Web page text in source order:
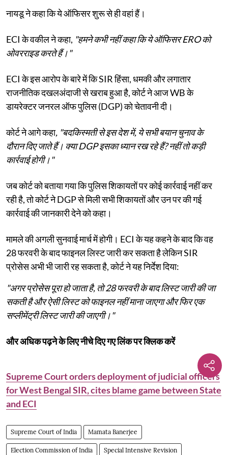
नायडू ने कहा कि ये ऑफिसर शुरू से ही वहां हैं।
ECI के वकील ने कहा, "हमने कभी नहीं कहा कि ये ऑफिसर ERO को
ओवरराइड करते हैं।"
ECI के इस आरोप के बारे में कि SIR हिंसा, धमकी और लगातार
राजनीतिक दखलअंदाजी से खराब हुआ है, कोर्ट ने आज WB के
डायरेक्टर जनरल ऑफ पुलिस (DGP) को चेतावनी दी।
कोर्ट ने आगे कहा, "बदकिस्मती से इस देश में, ये सभी बयान चुनाव के
दौरान दिए जाते हैं। क्या DGP इसका ध्यान रख रहे हैं? नहीं तो कड़ी
कार्रवाई होगी।"
जब कोर्ट को बताया गया कि पुलिस शिकायतों पर कोई कार्रवाई नहीं कर
रही है, तो कोर्ट ने DGP से मिली सभी शिकायतों और उन पर की गई
कार्रवाई की जानकारी देने को कहा।
मामले की अगली सुनवाई मार्च में होगी। ECI के यह कहने के बाद कि वह
28 फरवरी के बाद फाइनल लिस्ट जारी कर सकता है लेकिन SIR
प्रोसेस अभी भी जारी रह सकता है, कोर्ट ने यह निर्देश दिया:
"अगर प्रोसेस पूरा हो जाता है, तो 28 फरवरी के बाद लिस्ट जारी की जा
सकती है और ऐसी लिस्ट को फाइनल नहीं माना जाएगा और फिर एक
सप्लीमेंट्री लिस्ट जारी की जाएगी।"
और अधिक पढ़ने के लिए नीचे दिए गए लिंक पर क्लिक करें
Supreme Court orders deployment of judicial officers
for West Bengal SIR, cites blame game between State
and ECI
Supreme Court of India Mamata Banerjee
Election Commission of India Special Intensive Revision